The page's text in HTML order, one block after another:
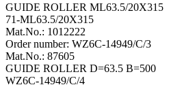
GUIDE ROLLER ML63.5/20X315
71-ML63.5/20X315
Mat.No.: 1012222
Order number: WZ6C-14949/C/3
Mat.No.: 87605
GUIDE ROLLER D=63.5 B=500
WZ6C-14949/C/4